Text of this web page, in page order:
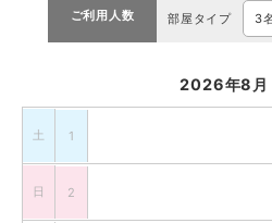
ご利用人数 部屋タイプ
2026年8月
土 1
日 2